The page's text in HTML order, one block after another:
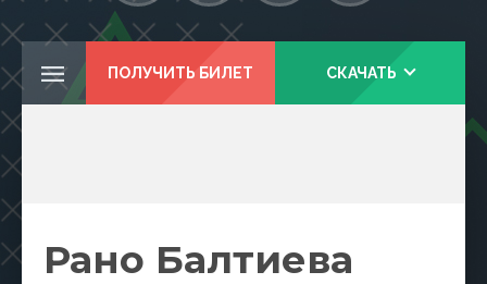
ПОЛУЧИТЬ БИЛЕТ СКАЧАТЬ
Рано Балтиева